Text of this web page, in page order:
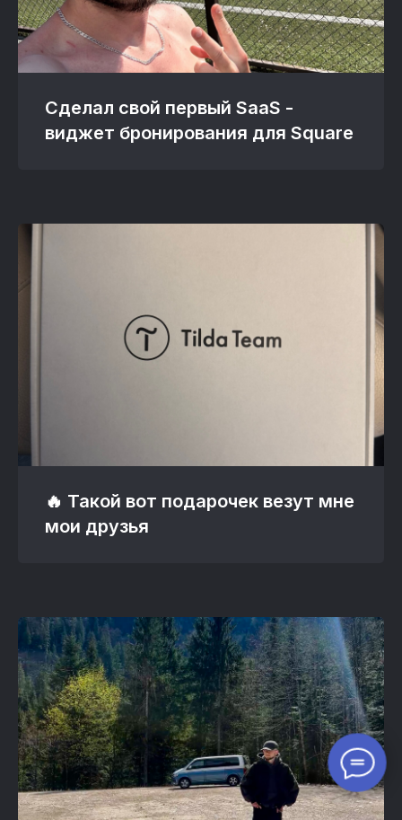
Сделал свой первый SaaS -
виджет бронирования для Square
🔥 Такой вот подарочек везут мне
мои друзья